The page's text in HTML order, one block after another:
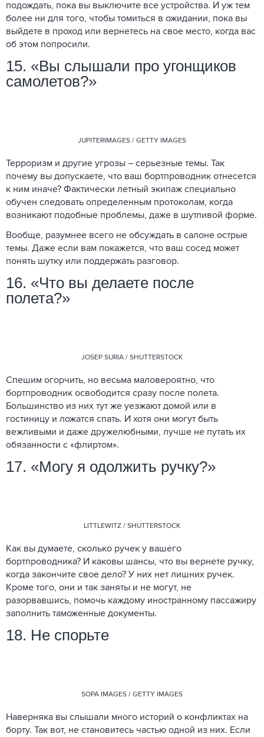
подождать, пока вы выключите все устройства. И уж тем
более ни для того, чтобы томиться в ожидании, пока вы
выйдете в проход или вернетесь на свое место, когда вас
об этом попросили.
15. «Вы слышали про угонщиков
самолетов?»
JUPITERIMAGES / GETTY IMAGES
Терроризм и другие угрозы – серьезные темы. Так
почему вы допускаете, что ваш бортпроводник отнесется
к ним иначе? Фактически летный экипаж специально
обучен следовать определенным протоколам, когда
возникают подобные проблемы, даже в шутливой форме.
Вообще, разумнее всего не обсуждать в салоне острые
темы. Даже если вам покажется, что ваш сосед может
понять шутку или поддержать разговор.
16. «Что вы делаете после
полета?»
JOSEP SURIA / SHUTTERSTOCK
Спешим огорчить, но весьма маловероятно, что
бортпроводник освободится сразу после полета.
Большинство из них тут же уезжают домой или в
гостиницу и ложатся спать. И хотя они могут быть
вежливыми и даже дружелюбными, лучше не путать их
обязанности с «флиртом».
17. «Могу я одолжить ручку?»
LITTLEWITZ / SHUTTERSTOCK
Как вы думаете, сколько ручек у вашего
бортпроводника? И каковы шансы, что вы вернете ручку,
когда закончите свое дело? У них нет лишних ручек.
Кроме того, они и так заняты и не могут, не
разорвавшись, помочь каждому иностранному пассажиру
заполнить таможенные документы.
18. Не спорьте
SOPA IMAGES / GETTY IMAGES
Наверняка вы слышали много историй о конфликтах на
борту. Так вот, не становитесь частью одной из них. Если